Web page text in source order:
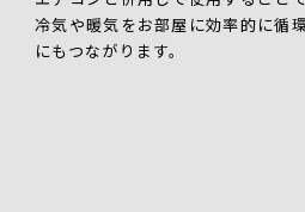
冷気や暖気をお部屋に効率的に循
にもつながります。